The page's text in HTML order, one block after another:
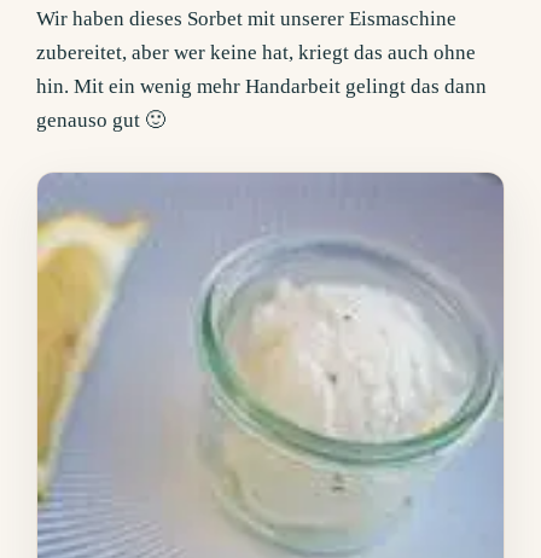
Wir haben dieses Sorbet mit unserer Eismaschine
zubereitet, aber wer keine hat, kriegt das auch ohne
hin. Mit ein wenig mehr Handarbeit gelingt das dann
genauso gut 🙂